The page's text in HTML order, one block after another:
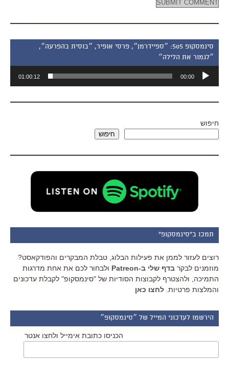
סינמסקופ 505: ״ספיידרמן״, פרסי אופיר, ״בוסית בהפרעה״,
״לגמור את הלילה״
אודיו
00:00
01:00:12
חיפוש
חיפוש
תמכו ב"סינמסקופ"
רוצים לעזור לממן את פעילות הבלוג, טבלת המבקרים והפודקאסט?
מוזמנים לבקר בדף שלי ב-Patreon
ולבחור לכם את אחת מדרגות
התמיכה, ולהצטרף לקבוצות הסודיות של "סינמסקופ" לקבלת עדכונים
והמלצות פרטיות. לחצו כאן
הירשמו לעדכוני המייל של ״סינמסקופ״
הכניסו כתובת אימייל ולחצו אנטר